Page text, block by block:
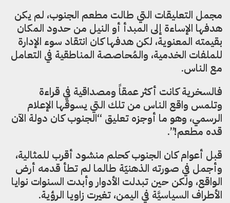
مجمل التعليقات التي طالت مطعم الجنوب، لم يكن
هدفها الإساءة إلى المبدأ أو النيل من حدود المكان
بقيمته المعنوية، لكن هدفها كان انتقاد سوء الإدارة
للملفات الخدمية، والمُحاصصة المناطقية في التعامل
مع الناس.
فالسخرية كانت أكثر عمقاً ومصداقية في قراءة
وتلمس واقع الناس من تلك التي يسوقها الإعلام
الرسمي، وهو ما أوجزه تعليق “الجنوب كان دولة الآن
قده مطعم!”.
قبل أعوام كان الجنوب كحلم منشود أقرب للمثالية،
وأجمل في صورته الذهنيّة طالما لم تطأ قدمه أرض
الواقع، ولكن حين تبدلت الأدوار وأبدت السنوات نوايا
الأطراف السياسيَّة في اليمن، تغيرت زاويا الرؤية.